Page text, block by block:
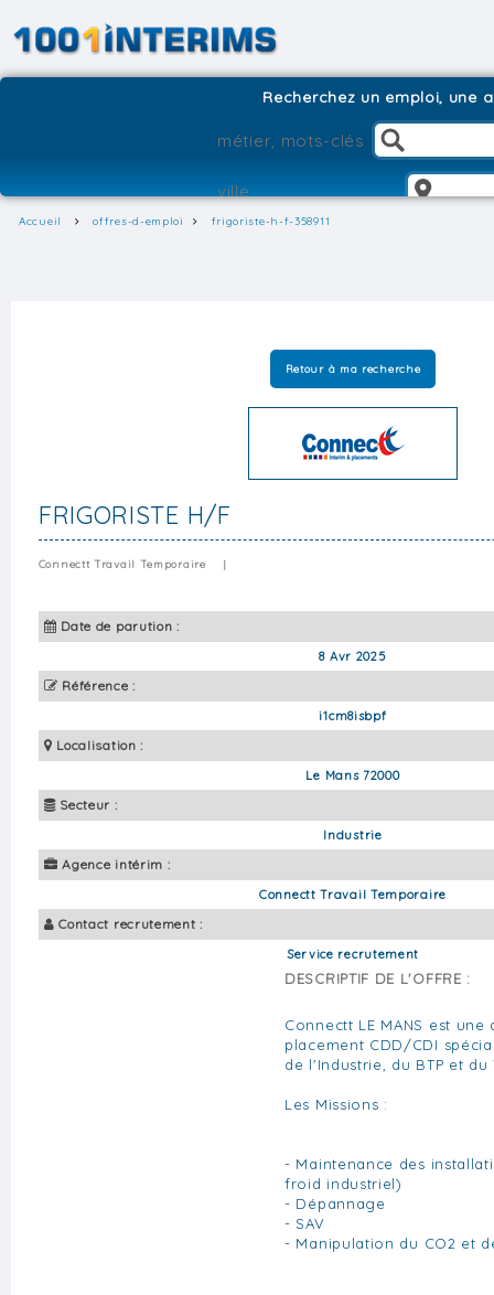
Recherchez un emploi, une
Accueil offres-d-emploi frigoriste-h-f-358911
Retour à ma recherche
FRIGORISTE H/F
Connectt Travail Temporaire |
Date de parution :
8 Avr 2025
Référence :
i1cm8isbpf
Localisation :
Le Mans 72000
Secteur :
Industrie
Agence intérim :
Connectt Travail Temporaire
Contact recrutement :
Service recrutement
DESCRIPTIF DE L'OFFRE :
Connectt LE MANS est
placement CDD/CDI
de l'Industrie, du BTP et du
Les Missions :
- Maintenance des
froid industriel)
- Dépannage
- SAV
- Manipulation du CO2 et